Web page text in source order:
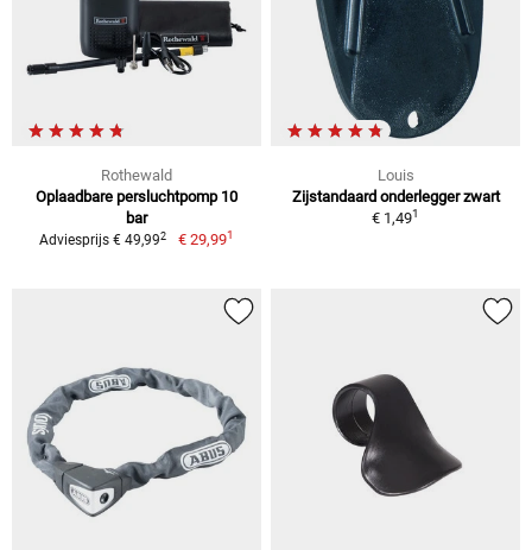
Rothewald
Oplaadbare persluchtpomp 10
bar
Adviesprijs € 49,992 € 29,991
Louis
Zijstandaard onderlegger zwart
€ 1,491